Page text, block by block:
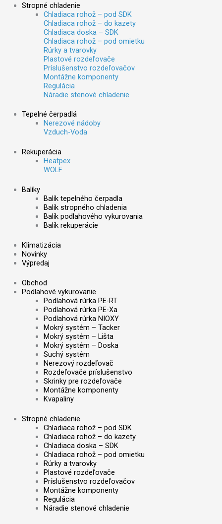
Stropné chladenie
Chladiaca rohož – pod SDK
Chladiaca rohož – do kazety
Chladiaca doska – SDK
Chladiaca rohož – pod omietku
Rúrky a tvarovky
Plastové rozdeľovače
Príslušenstvo rozdeľovačov
Montážne komponenty
Regulácia
Náradie stenové chladenie
Tepelné čerpadlá
Nerezové nádoby
Vzduch-Voda
Rekuperácia
Heatpex
WOLF
Balíky
Balík tepelného čerpadla
Balík stropného chladenia
Balík podlahového vykurovania
Balík rekuperácie
Klimatizácia
Novinky
Výpredaj
Obchod
Podlahové vykurovanie
Podlahová rúrka PE-RT
Podlahová rúrka PE-Xa
Podlahová rúrka NIOXY
Mokrý systém – Tacker
Mokrý systém – Lišta
Mokrý systém – Doska
Suchý systém
Nerezový rozdeľovač
Rozdeľovače príslušenstvo
Skrinky pre rozdeľovače
Montážne komponenty
Kvapaliny
Stropné chladenie
Chladiaca rohož – pod SDK
Chladiaca rohož – do kazety
Chladiaca doska – SDK
Chladiaca rohož – pod omietku
Rúrky a tvarovky
Plastové rozdeľovače
Príslušenstvo rozdeľovačov
Montážne komponenty
Regulácia
Náradie stenové chladenie